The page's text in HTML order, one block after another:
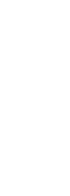
te copies